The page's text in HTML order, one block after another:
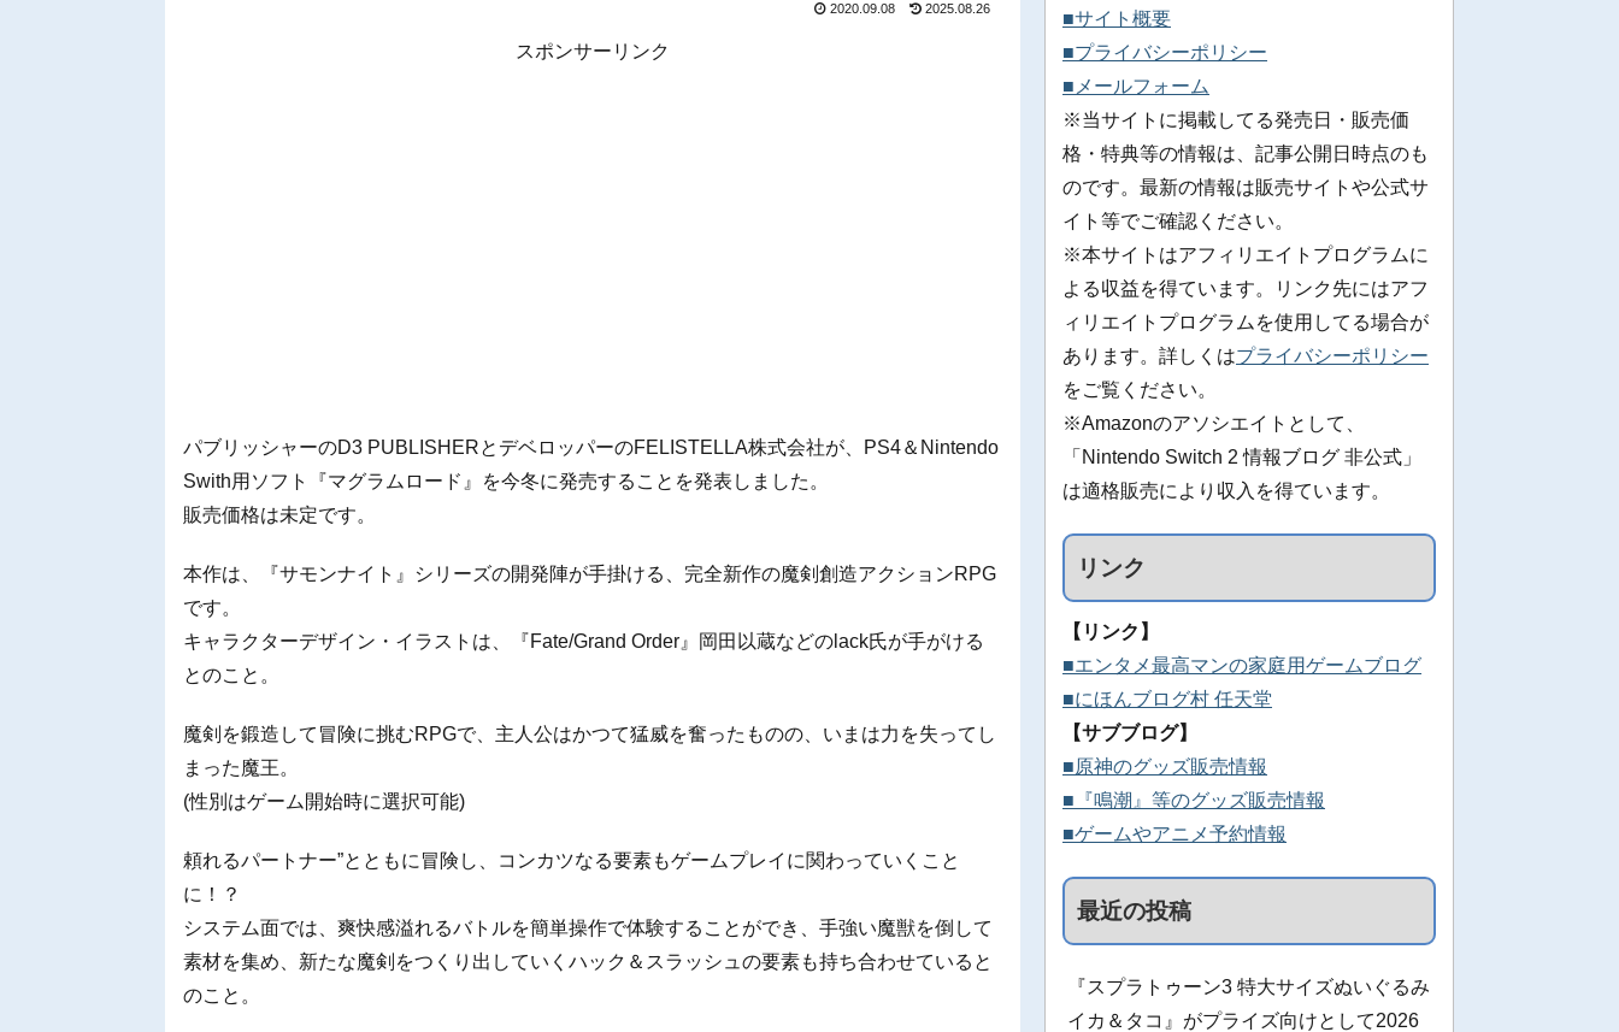
2020.09.08 2025.08.26
スポンサーリンク
パブリッシャーのD3 PUBLISHERとデベロッパーのFELISTELLA株式会社が、PS4＆Nintendo
Swith用ソフト『マグラムロード』を今冬に発売することを発表しました。
販売価格は未定です。
本作は、『サモンナイト』シリーズの開発陣が手掛ける、完全新作の魔剣創造アクションRPG
です。
キャラクターデザイン・イラストは、『Fate/Grand Order』岡田以蔵などのlack氏が手がける
とのこと。
魔剣を鍛造して冒険に挑むRPGで、主人公はかつて猛威を奮ったものの、いまは力を失ってし
まった魔王。
(性別はゲーム開始時に選択可能)
頼れるパートナー”とともに冒険し、コンカツなる要素もゲームプレイに関わっていくこと
に！？
システム面では、爽快感溢れるバトルを簡単操作で体験することができ、手強い魔獣を倒して
素材を集め、新たな魔剣をつくり出していくハック＆スラッシュの要素も持ち合わせていると
のこと。
■サイト概要
■プライバシーポリシー
■メールフォーム
※当サイトに掲載してる発売日・販売価
格・特典等の情報は、記事公開日時点のも
のです。最新の情報は販売サイトや公式サ
イト等でご確認ください。
※本サイトはアフィリエイトプログラムに
よる収益を得ています。リンク先にはアフ
ィリエイトプログラムを使用してる場合が
あります。詳しくはプライバシーポリシー
をご覧ください。
※Amazonのアソシエイトとして、
「Nintendo Switch 2 情報ブログ 非公式」
は適格販売により収入を得ています。
リンク
【リンク】
■エンタメ最高マンの家庭用ゲームブログ
■にほんブログ村 任天堂
【サブブログ】
■原神のグッズ販売情報
■『鳴潮』等のグッズ販売情報
■ゲームやアニメ予約情報
最近の投稿
『スプラトゥーン3 特大サイズぬいぐるみ
イカ＆タコ』がプライズ向けとして2026